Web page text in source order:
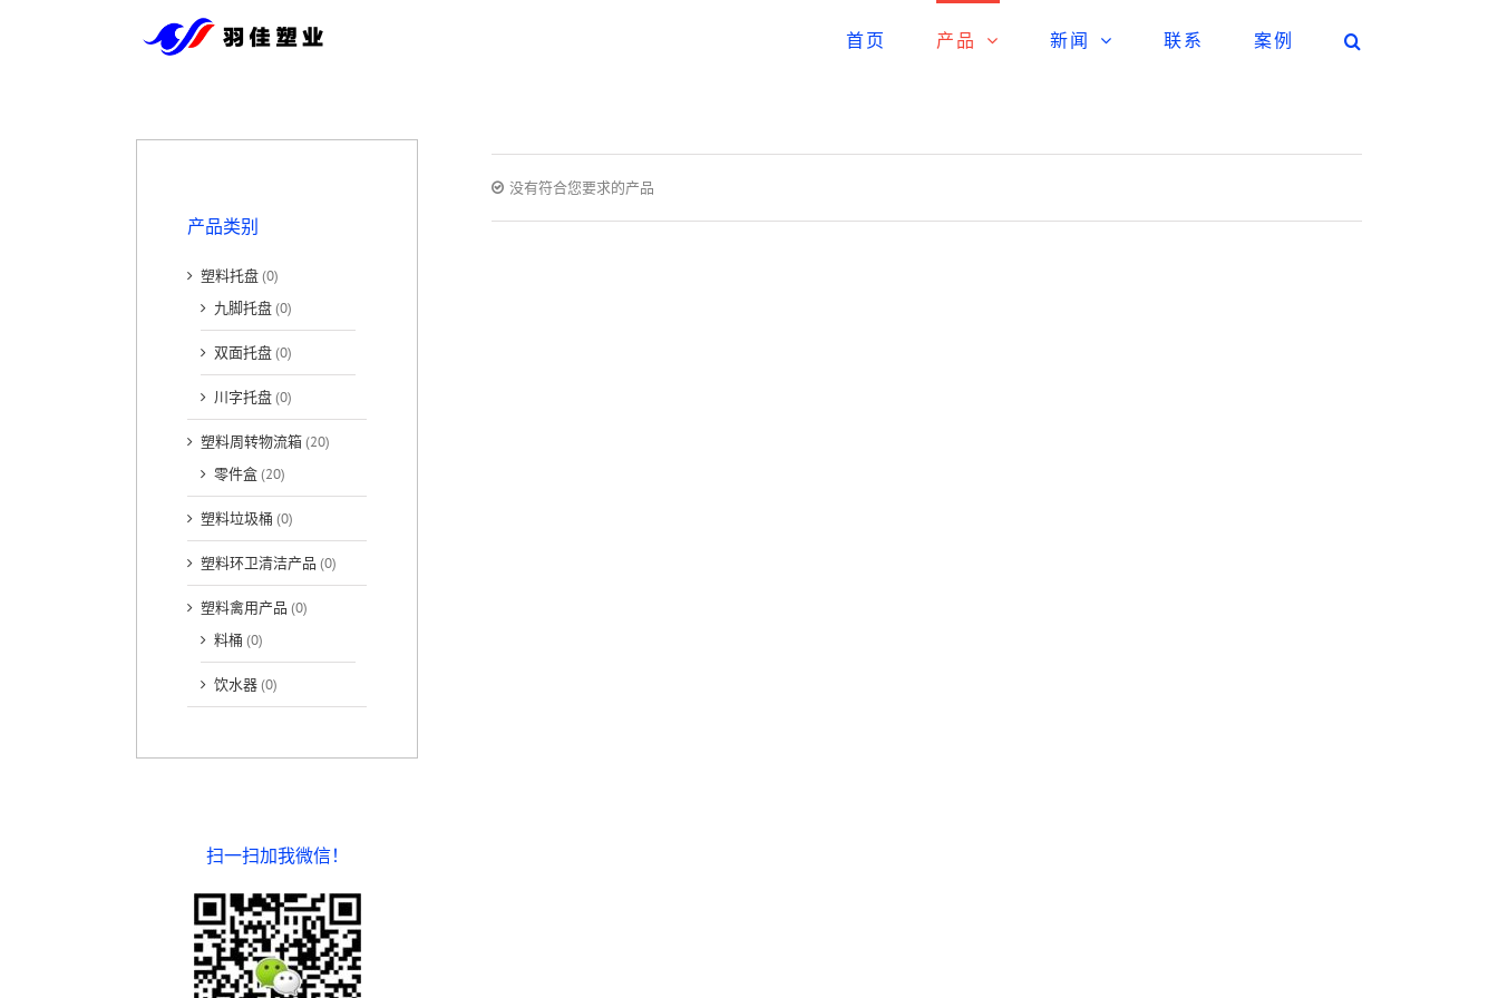
首页 产品 新闻 联系 案例
没有符合您要求的产品
产品类别
塑料托盘(0)
九脚托盘(0)
双面托盘(0)
川字托盘(0)
塑料周转物流箱(20)
零件盒(20)
塑料垃圾桶 (0)
塑料环卫清洁产品 (0)
塑料禽用产品 (0)
料桶 (0)
饮水器(0)
扫一扫加我微信！